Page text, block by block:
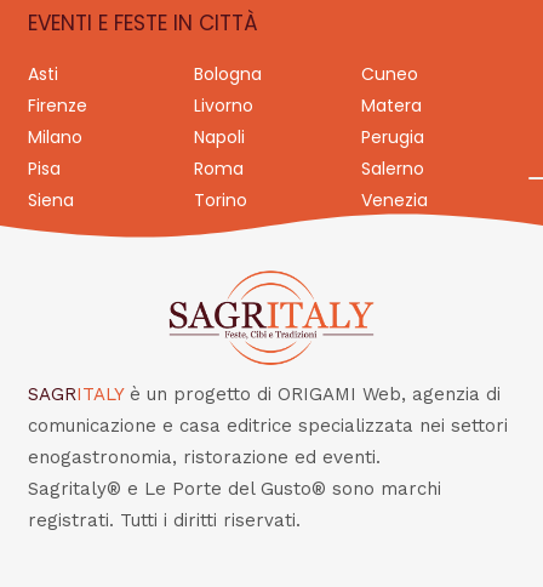
EVENTI E FESTE IN CITTÀ
Asti Bologna
Cuneo
Firenze
Livorno
Matera
Milano
Napoli
Perugia
Pisa
Roma
Salerno
Siena
Torino Venezia
SAGRITALY è un progetto di ORIGAMI Web, agenzia di
comunicazione e casa editrice specializzata nei settori
enogastronomia, ristorazione ed eventi.
Sagritaly® e Le Porte del Gusto® sono marchi
registrati. Tutti i diritti riservati.